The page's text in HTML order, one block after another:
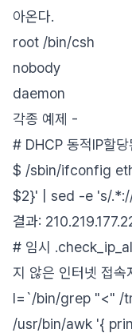
아온다.
root /bin/csh
nobody
daemon
각종 예제 -
# DHCP 동적IP할당
$ /sbin/ifconfig
$2}' | sed -e 's/
결과:
# 임시
지 않은 인터넷 접속
l=`/bin/grep "<" /
/usr/bin/awk '{